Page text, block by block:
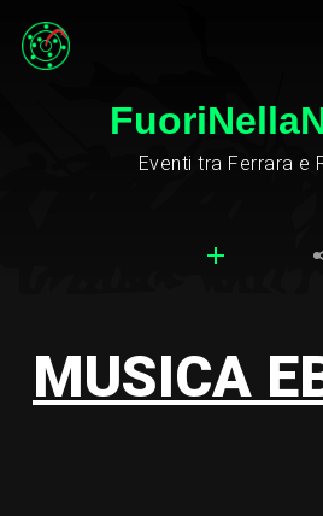
Eventi tra Ferrara e
MUSICA